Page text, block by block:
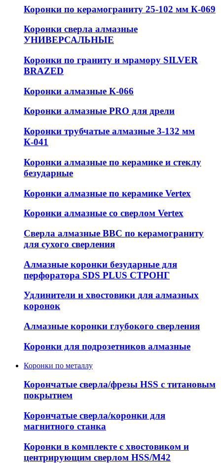
Коронки по керамограниту 25-102 мм К-069
Коронки сверла алмазные
УНИВЕРСАЛЬНЫЕ
Коронки по граниту и мрамору SILVER
BRAZED
Коронки алмазные К-066
Коронки алмазные PRO для дрели
Коронки трубчатые алмазные 3-132 мм
К-041
Коронки алмазные по керамике и стеклу
безударные
Коронки алмазные по керамике Vertex
Коронки алмазные со сверлом Vertex
Сверла алмазные ВВС по керамограниту
для сухого сверления
Алмазные коронки безударные для
перфоратора SDS PLUS СТРОНГ
Удлинители и хвостовики для алмазных
коронок
Алмазные коронки глубокого сверления
Коронки для подрозетников алмазные
Коронки по металлу
Корончатые сверла/фрезы HSS c титановым
покрытием
Корончатые сверла/коронки для
магнитного станка
Коронки в комплекте с хвостовиком и
центрирующим сверлом HSS/М42